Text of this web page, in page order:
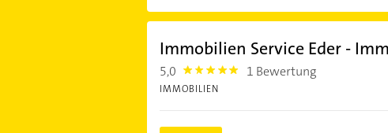
Immobilien Service Eder -
5,0 5.0 1 Bewertung
IMMOBILIEN